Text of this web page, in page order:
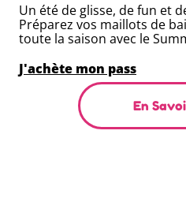
Un été de glisse, de fun et
Préparez vos maillots de
toute la saison avec le
J'achète mon pass
En